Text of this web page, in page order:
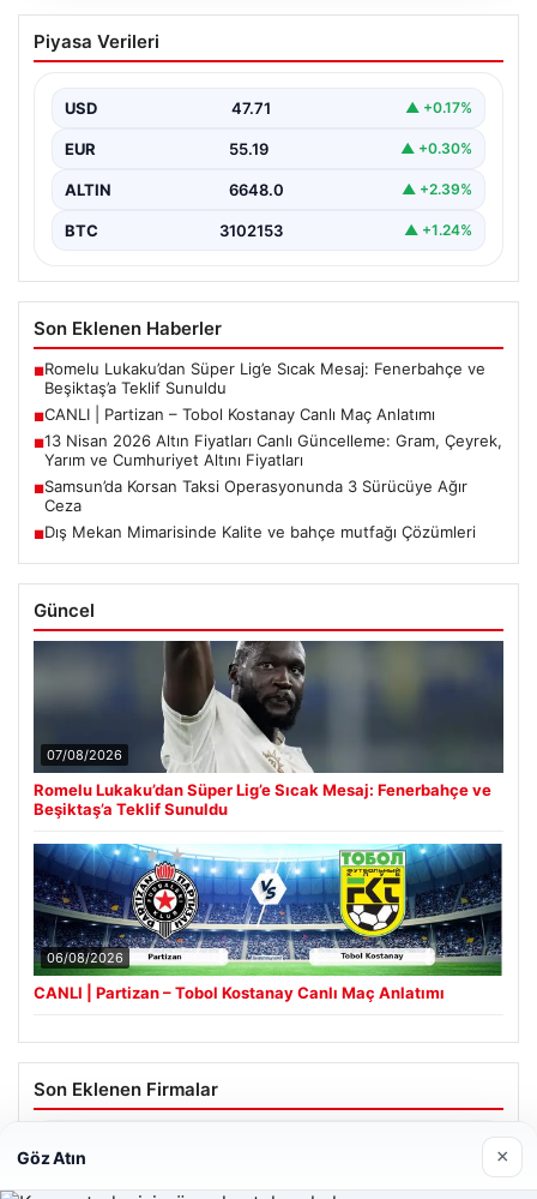
CANLI | Partizan – Tobol Kostanay Canlı
Maç Anlatımı
Piyasa Verileri
USD 47.71 ▲ +0.17%
EUR 55.19 ▲ +0.30%
ALTIN 6648.0 ▲ +2.39%
BTC 3102153 ▲ +1.24%
Son Eklenen Haberler
■Romelu Lukaku’dan Süper Lig’e Sıcak Mesaj: Fenerbahçe ve
Beşiktaş’a Teklif Sunuldu
■CANLI | Partizan – Tobol Kostanay Canlı Maç Anlatımı
■13 Nisan 2026 Altın Fiyatları Canlı Güncelleme: Gram, Çeyrek,
Yarım ve Cumhuriyet Altını Fiyatları
■Samsun’da Korsan Taksi Operasyonunda 3 Sürücüye Ağır
Ceza
■Dış Mekan Mimarisinde Kalite ve bahçe mutfağı Çözümleri
Güncel
07/08/2026
Romelu Lukaku’dan Süper Lig’e Sıcak Mesaj: Fenerbahçe ve
Beşiktaş’a Teklif Sunuldu
06/08/2026
CANLI | Partizan – Tobol Kostanay Canlı Maç Anlatımı
Son Eklenen Firmalar
Hastaş Beton
Göz Atın ×